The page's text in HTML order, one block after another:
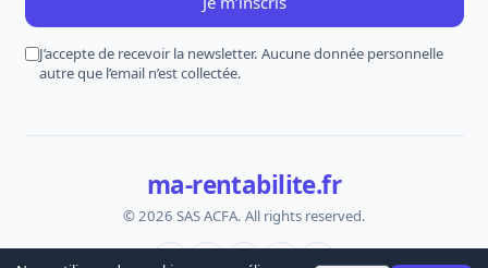
J’accepte de recevoir la newsletter. Aucune donnée personnelle
autre que l’email n’est collectée.
ma-rentabilite.fr
© 2026 SAS ACFA. All rights reserved.